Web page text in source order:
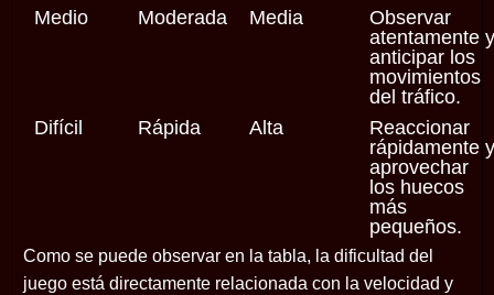
Medio
Moderada Media
Observar
atentamente y
anticipar los
movimientos
del tráfico.
Difícil
Rápida Alta
Reaccionar
rápidamente y
aprovechar
los huecos
más
pequeños.
Como se puede observar en la tabla, la dificultad del
juego está directamente relacionada con la velocidad y